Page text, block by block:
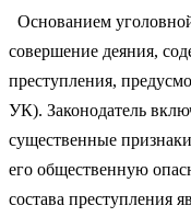
Основанием
совершение деяния,
преступления,
УК). Законодатель
существенные
его общественную
состава преступления